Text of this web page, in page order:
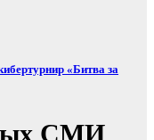
«Битва за